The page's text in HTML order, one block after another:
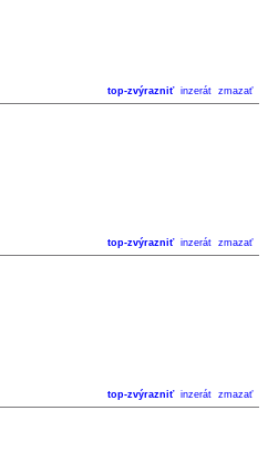
top-zvýrazniť inzerát zmazať
top-zvýrazniť inzerát zmazať
top-zvýrazniť inzerát zmazať